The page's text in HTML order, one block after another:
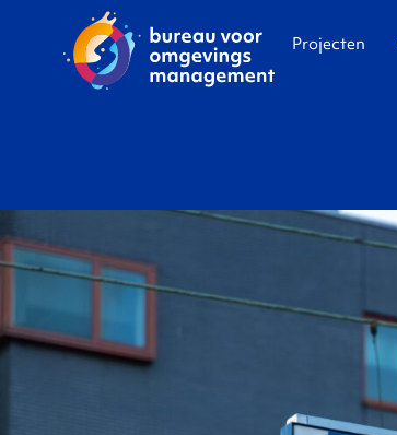
Projecten